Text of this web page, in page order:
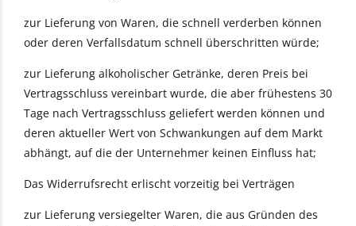
zur Lieferung von Waren, die schnell verderben können
oder deren Verfallsdatum schnell überschritten würde;
zur Lieferung alkoholischer Getränke, deren Preis bei
Vertragsschluss vereinbart wurde, die aber frühestens 30
Tage nach Vertragsschluss geliefert werden können und
deren aktueller Wert von Schwankungen auf dem Markt
abhängt, auf die der Unternehmer keinen Einfluss hat;
Das Widerrufsrecht erlischt vorzeitig bei Verträgen
zur Lieferung versiegelter Waren, die aus Gründen des